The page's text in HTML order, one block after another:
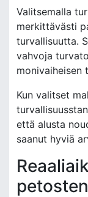
Valitsemalla
merkittävästi
turvallisuutta.
vahvoja
monivaiheisen
Kun valitset
että alusta
saanut hyviä